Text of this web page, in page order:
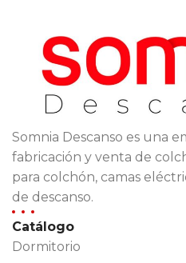
Somnia Descanso es una
fabricación y venta de
para colchón, camas
de descanso.
Catálogo
Dormitorio